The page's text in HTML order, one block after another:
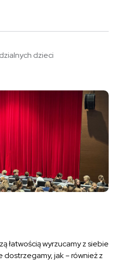
dzieci
łatwością wyrzucamy z siebie
dostrzegamy, jak – również z